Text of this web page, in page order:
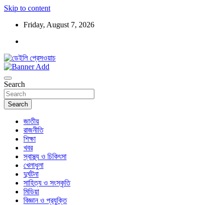
Skip to content
Friday, August 7, 2026
ডেইলি প্রেসওয়াচ
Search
Search
জাতীয়
রাজনীতি
শিক্ষা
খবর
স্বাস্থ্য ও চিকিৎসা
খেলাধুলা
দুর্ঘটনা
সাহিত্য ও সংস্কৃতি
মিডিয়া
বিজ্ঞান ও প্রযুক্তি